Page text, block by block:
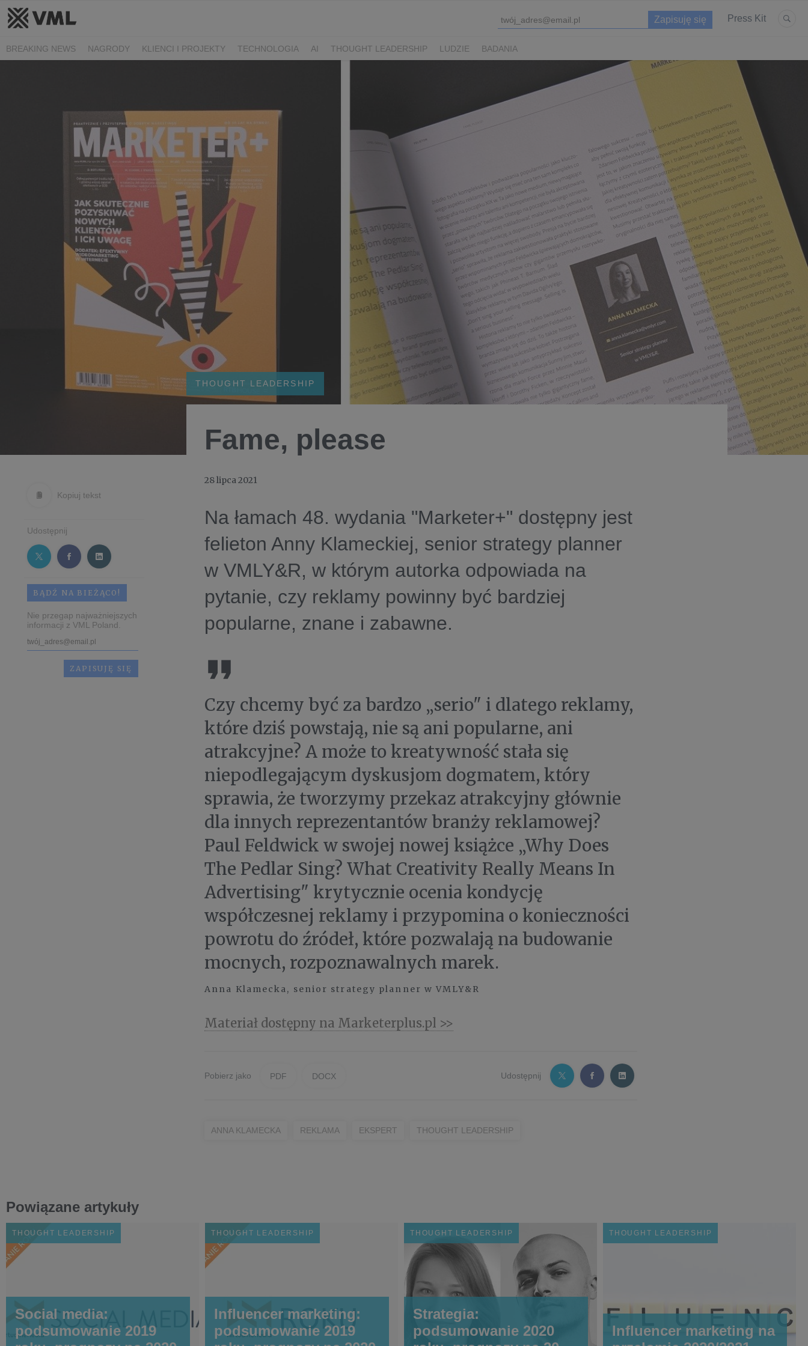
Press Kit
BREAKING NEWS NAGRODY KLIENCI I PROJEKTY TECHNOLOGIA AI THOUGHT LEADERSHIP LUDZIE BADANIA
Kopiuj tekst
Udostępnij
BĄDŹ NA BIEŻĄCO!
Nie przegap najważniejszych
informacji z VML Poland.
THOUGHT LEADERSHIP
Fame, please
28 lipca 2021
Na łamach 48. wydania "Marketer+" dostępny jest
felieton Anny Klameckiej, senior strategy planner
w VMLY&R, w którym autorka odpowiada na
pytanie, czy reklamy powinny być bardziej
popularne, znane i zabawne.
Czy chcemy być za bardzo „serio" i dlatego reklamy,
które dziś powstają, nie są ani popularne, ani
atrakcyjne? A może to kreatywność stała się
niepodlegającym dyskusjom dogmatem, który
sprawia, że tworzymy przekaz atrakcyjny głównie
dla innych reprezentantów branży reklamowej?
Paul Feldwick w swojej nowej książce „Why Does
The Pedlar Sing? What Creativity Really Means In
Advertising" krytycznie ocenia kondycję
współczesnej reklamy i przypomina o konieczności
powrotu do źródeł, które pozwalają na budowanie
mocnych, rozpoznawalnych marek.
Anna Klamecka, senior strategy planner w VMLY&R
Materiał dostępny na Marketerplus.pl >>
Pobierz jako PDF DOCX Udostępnij
ANNA KLAMECKA REKLAMA EKSPERT THOUGHT LEADERSHIP
Powiązane artykuły
THOUGHT LEADERSHIP
Social media:
podsumowanie 2019
THOUGHT LEADERSHIP
Influencer marketing:
podsumowanie 2019
THOUGHT LEADERSHIP
Strategia:
podsumowanie 2020
THOUGHT LEADERSHIP
Influencer marketing na